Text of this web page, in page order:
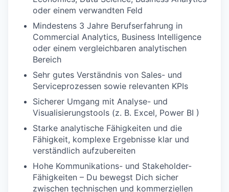
oder einem verwandten Feld
Mindestens 3 Jahre Berufserfahrung in
Commercial Analytics, Business Intelligence
oder einem vergleichbaren analytischen
Bereich
Sehr gutes Verständnis von Sales- und
Serviceprozessen sowie relevanten KPIs
Sicherer Umgang mit Analyse- und
Visualisierungstools (z. B. Excel, Power BI )
Starke analytische Fähigkeiten und die
Fähigkeit, komplexe Ergebnisse klar und
verständlich aufzubereiten
Hohe Kommunikations- und Stakeholder-
Fähigkeiten – Du bewegst Dich sicher
zwischen technischen und kommerziellen